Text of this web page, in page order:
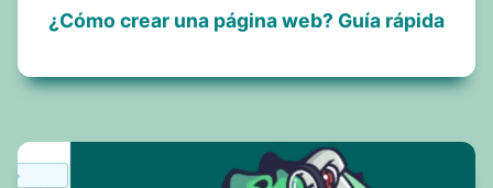
¿Cómo crear una página web? Guía rápida